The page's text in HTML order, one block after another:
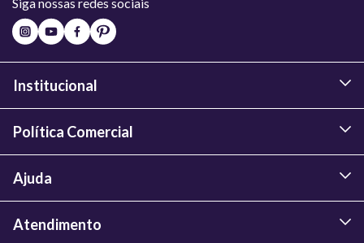
Institucional
Política Comercial
Ajuda
Atendimento